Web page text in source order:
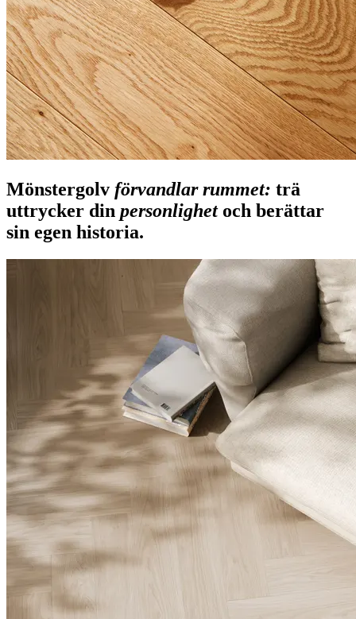
Mönstergolv förvandlar rummet: trä
uttrycker din personlighet och berättar
sin egen historia.